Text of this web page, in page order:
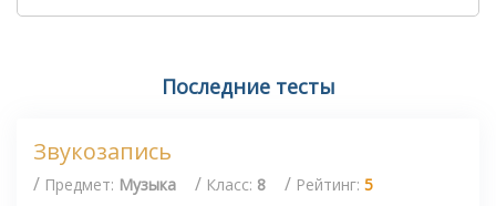
Последние тесты
Звукозапись
/ Предмет: Музыка / Класс: 8 / Рейтинг: 5